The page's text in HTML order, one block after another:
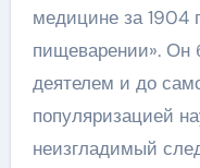
медицине за 1904
пищеварении».
деятелем и до
популяризацией
неизгладимый